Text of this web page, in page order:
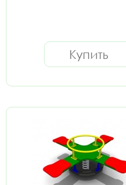
Купить